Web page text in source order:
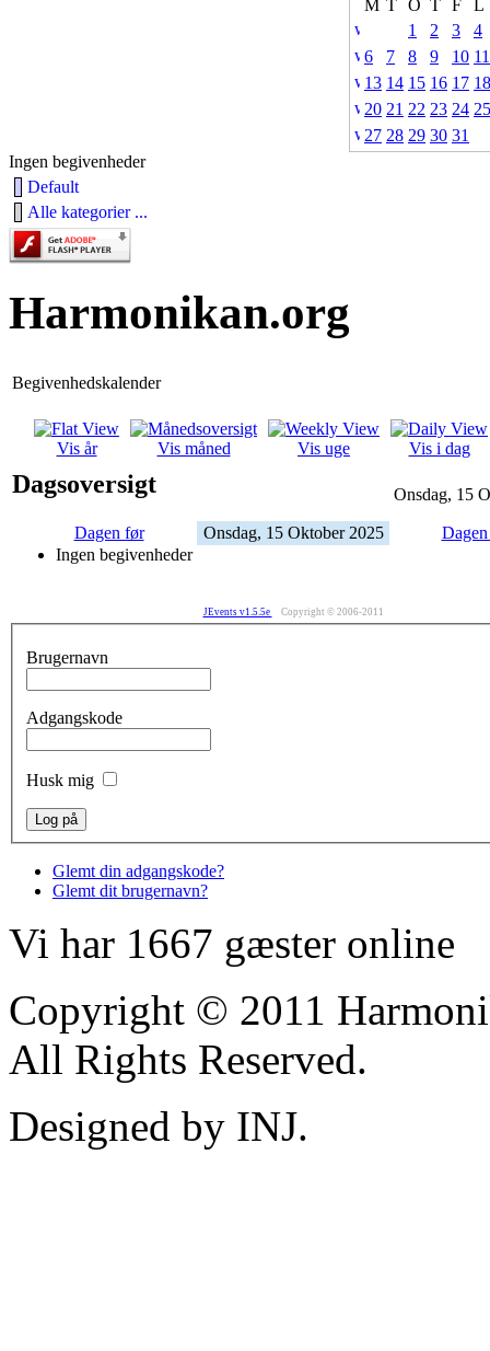
M T O T F
L
1
2 3
4
6
7 8 9 10 11
13 14 15 16 17 18
20 21 22 23 24 25
27 28 29 30 31
Ingen begivenheder
Default
Alle kategorier ...
Harmonikan.org
Begivenhedskalender
Vis år Vis måned Vis uge Vis i dag
Dagsoversigt Onsdag, 15
Dagen før Onsdag, 15 Oktober 2025
Ingen begivenheder
JEvents v1.5.5e Copyright © 2006-2011
Brugernavn
Adgangskode
Husk mig
Glemt din adgangskode?
Glemt dit brugernavn?
Vi har 1667 gæster online
Copyright © 2011
All Rights Reserved.
Designed by INJ.